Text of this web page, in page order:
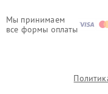
Мы принимаем
все формы оплаты